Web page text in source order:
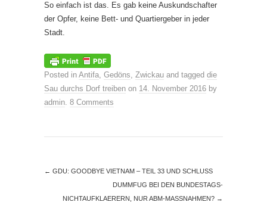
So einfach ist das. Es gab keine Auskundschafter
der Opfer, keine Bett- und Quartiergeber in jeder
Stadt.
Posted in Antifa Gedöns Zwickau and tagged die
Sau durchs Dorf treiben on 14. November 2016 by
admin 8 Comments
← GDU: GOODBYE VIETNAM – TEIL 33 UND SCHLUSS
DUMMFUG BEI DEN BUNDESTAGS-
NICHTAUFKLAERERN, NUR ABM-MASSNAHMEN? →